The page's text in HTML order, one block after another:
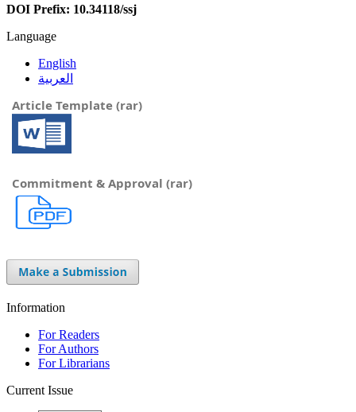
DOI Prefix: 10.34118/ssj
Language
English
العربية
Article Template (rar)
Commitment & Approval (rar)
Information
For Readers
For Authors
For Librarians
Current Issue